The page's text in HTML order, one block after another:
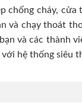
chống cháy, cửa
và chạy thoát
và các thành
hệ thống siêu